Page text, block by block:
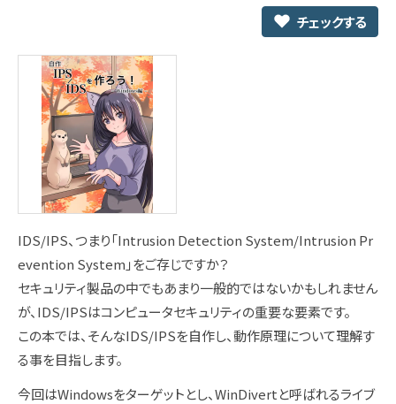
チェックする
IDS/IPS、つまり「Intrusion Detection System/Intrusion Pr
evention System」をご存じですか？
セキュリティ製品の中でもあまり一般的ではないかもしれません
が、IDS/IPSはコンピュータセキュリティの重要な要素です。
この本では、そんなIDS/IPSを自作し、動作原理について理解す
る事を目指します。
今回はWindowsをターゲットとし、WinDivertと呼ばれるライブ